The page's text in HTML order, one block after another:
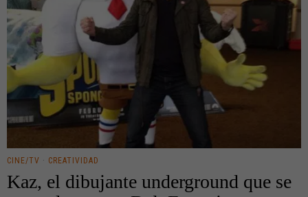
CINE/TV · CREATIVIDAD
Kaz, el dibujante underground que se